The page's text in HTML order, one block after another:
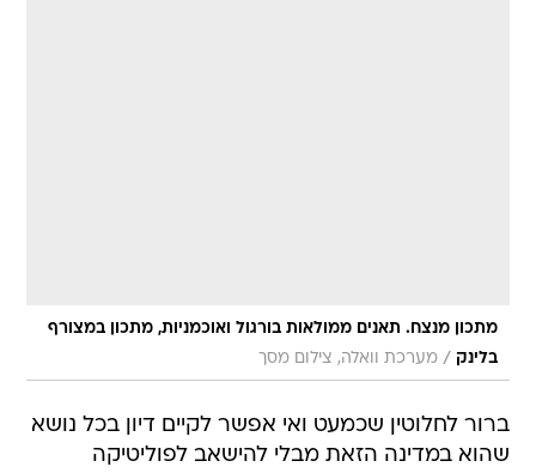
מתכון מנצח. תאנים ממולאות בורגול ואוכמניות, מתכון במצורף
בלינק / מערכת וואלה, צילום מסך
ברור לחלוטין שכמעט ואי אפשר לקיים דיון בכל נושא
שהוא במדינה הזאת מבלי להישאב לפוליטיקה